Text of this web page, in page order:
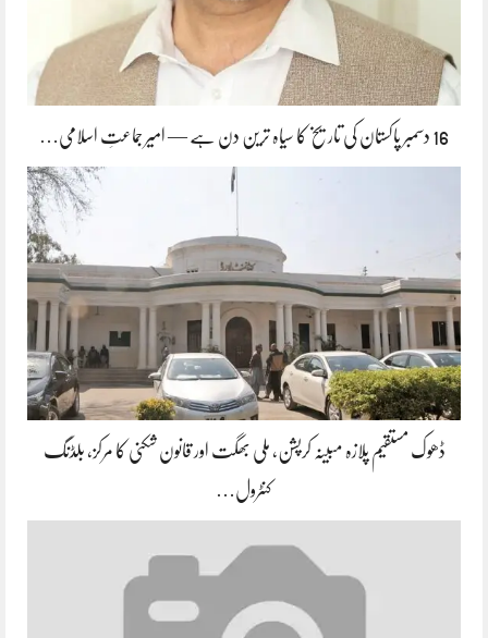
16 دسمبر پاکستان کی تاریخ کا سیاہ ترین دن ہے — امیر جماعتِ اسلامی…
ڈھوک مستقیم پلازہ مبینہ کرپشن، ملی بھگت اور قانون شکنی کا مرکز، بلڈنگ
کنٹرول…